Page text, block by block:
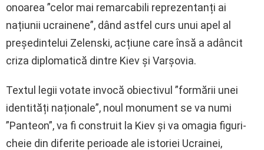
onoarea ”celor mai remarcabili reprezentanți ai
națiunii ucrainene”, dând astfel curs unui apel al
președintelui Zelenski, acțiune care însă a adâncit
criza diplomatică dintre Kiev și Varșovia.
Textul legii votate invocă obiectivul ”formării unei
identități naționale”, noul monument se va numi
”Panteon”, va fi construit la Kiev și va omagia figuri-
cheie din diferite perioade ale istoriei Ucrainei,